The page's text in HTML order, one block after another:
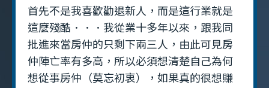
首先不是我喜歡勸退新人，而是這行業就是
這麼殘酷．．．我從業十多年以來，跟我同
批進來當房仲的只剩下兩三人，由此可見房
仲陣亡率有多高，所以必須想清楚自己為何
想從事房仲（莫忘初衷），如果真的很想賺